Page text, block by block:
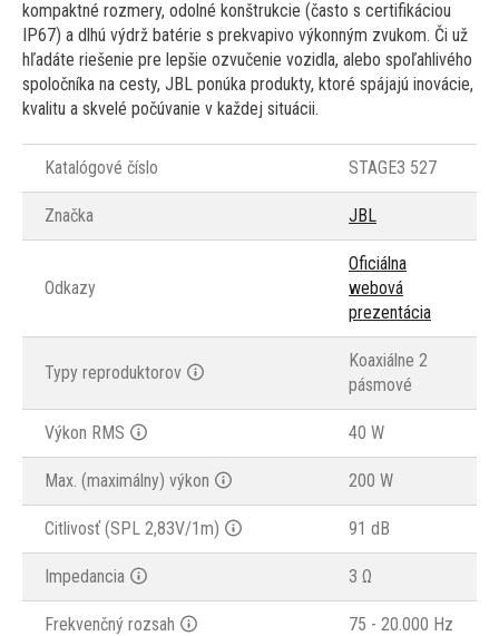
kompaktné rozmery, odolné konštrukcie (často s certifikáciou
IP67) a dlhú výdrž batérie s prekvapivo výkonným zvukom. Či už
hľadáte riešenie pre lepšie ozvučenie vozidla, alebo spoľahlivého
spoločníka na cesty, JBL ponúka produkty, ktoré spájajú inovácie,
kvalitu a skvelé počúvanie v každej situácii.
Katalógové číslo STAGE3 527
Značka JBL
Odkazy
Oficiálna
webová
prezentácia
Typy reproduktorov
Koaxiálne 2
pásmové
Výkon RMS 40 W
Max. (maximálny) výkon 200 W
Citlivosť (SPL 2,83V/1m) 91 dB
Impedancia 3 Ω
Frekvenčný rozsah 75 - 20.000 Hz